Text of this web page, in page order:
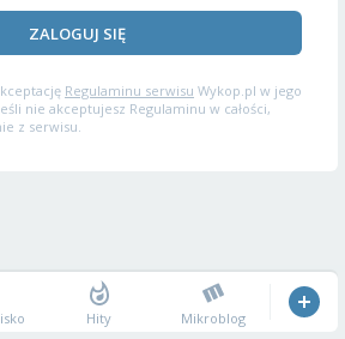
ZALOGUJ SIĘ
Regulaminu serwisu Wykop.pl w jego
nie akceptujesz Regulaminu w całości,
z serwisu.
Hity Mikroblog